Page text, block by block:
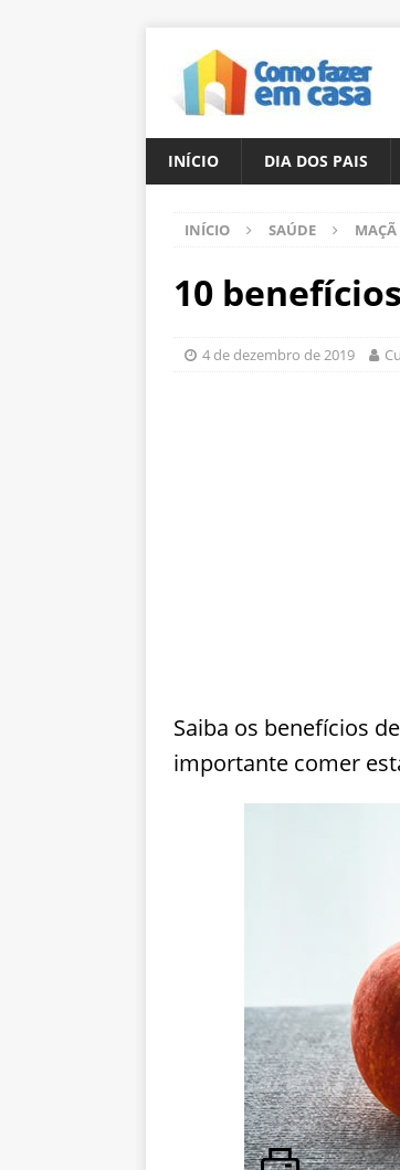
INÍCIO DIA DOS PAIS
INÍCIO SAÚDE MAÇÃ
10
4 de dezembro de 2019
Saiba os benefícios
importante comer